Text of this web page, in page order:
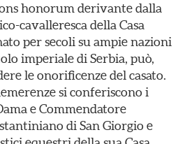
honorum derivante dalla
cavalleresca della Casa
per secoli su ampie nazioni
imperiale di Serbia, può,
le onorificenze del casato.
si conferiscono i
e Commendatore
di San Giorgio e